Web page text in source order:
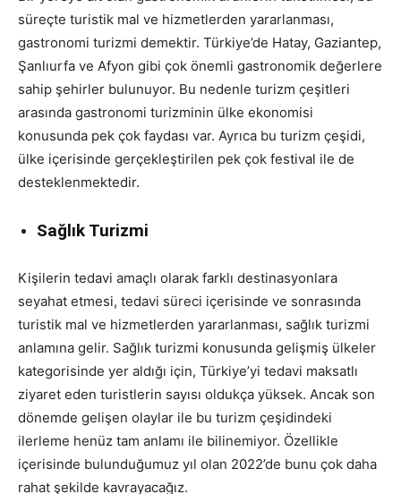
süreçte turistik mal ve hizmetlerden yararlanması,
gastronomi turizmi demektir. Türkiye’de Hatay, Gaziantep,
Şanlıurfa ve Afyon gibi çok önemli gastronomik değerlere
sahip şehirler bulunuyor. Bu nedenle turizm çeşitleri
arasında gastronomi turizminin ülke ekonomisi
konusunda pek çok faydası var. Ayrıca bu turizm çeşidi,
ülke içerisinde gerçekleştirilen pek çok festival ile de
desteklenmektedir.
Sağlık Turizmi
Kişilerin tedavi amaçlı olarak farklı destinasyonlara
seyahat etmesi, tedavi süreci içerisinde ve sonrasında
turistik mal ve hizmetlerden yararlanması, sağlık turizmi
anlamına gelir. Sağlık turizmi konusunda gelişmiş ülkeler
kategorisinde yer aldığı için, Türkiye’yi tedavi maksatlı
ziyaret eden turistlerin sayısı oldukça yüksek. Ancak son
dönemde gelişen olaylar ile bu turizm çeşidindeki
ilerleme henüz tam anlamı ile bilinemiyor. Özellikle
içerisinde bulunduğumuz yıl olan 2022’de bunu çok daha
rahat şekilde kavrayacağız.